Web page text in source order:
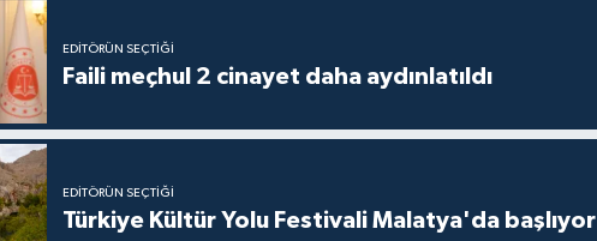
EDITÖRÜN SEÇTIĞI
Faili meçhul 2 cinayet daha aydınlatıldı
EDITÖRÜN SEÇTIĞI
Türkiye Kültür Yolu Festivali Malatya'da başlıyor